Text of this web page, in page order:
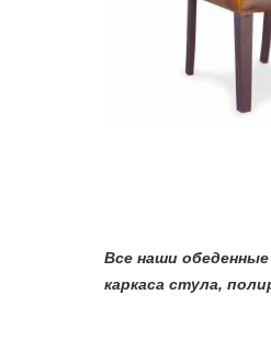
Все наши
каркаса стула,